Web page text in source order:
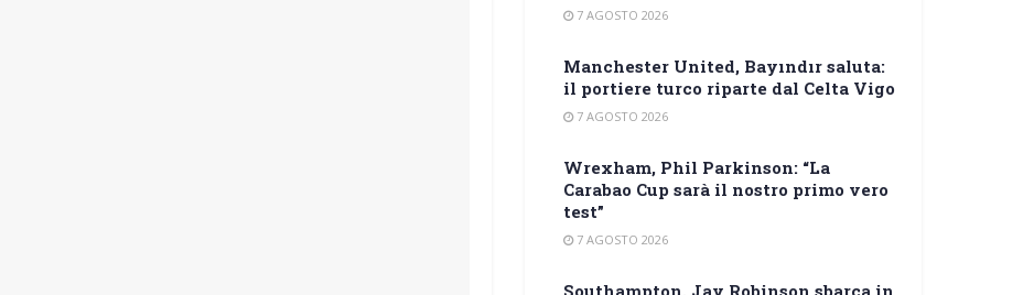
7 AGOSTO 2026
Manchester United, Bayındır saluta:
il portiere turco riparte dal Celta Vigo
7 AGOSTO 2026
Wrexham, Phil Parkinson: “La
Carabao Cup sarà il nostro primo vero
test”
7 AGOSTO 2026